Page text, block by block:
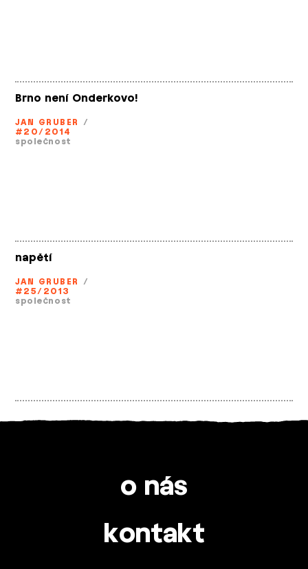
Brno není Onderkovo!
JAN GRUBER /
#20/2014
společnost
napětí
JAN GRUBER /
#25/2013
společnost
o nás
kontakt